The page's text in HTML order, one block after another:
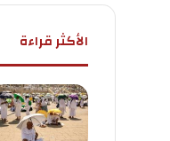
الأكثر قراءة